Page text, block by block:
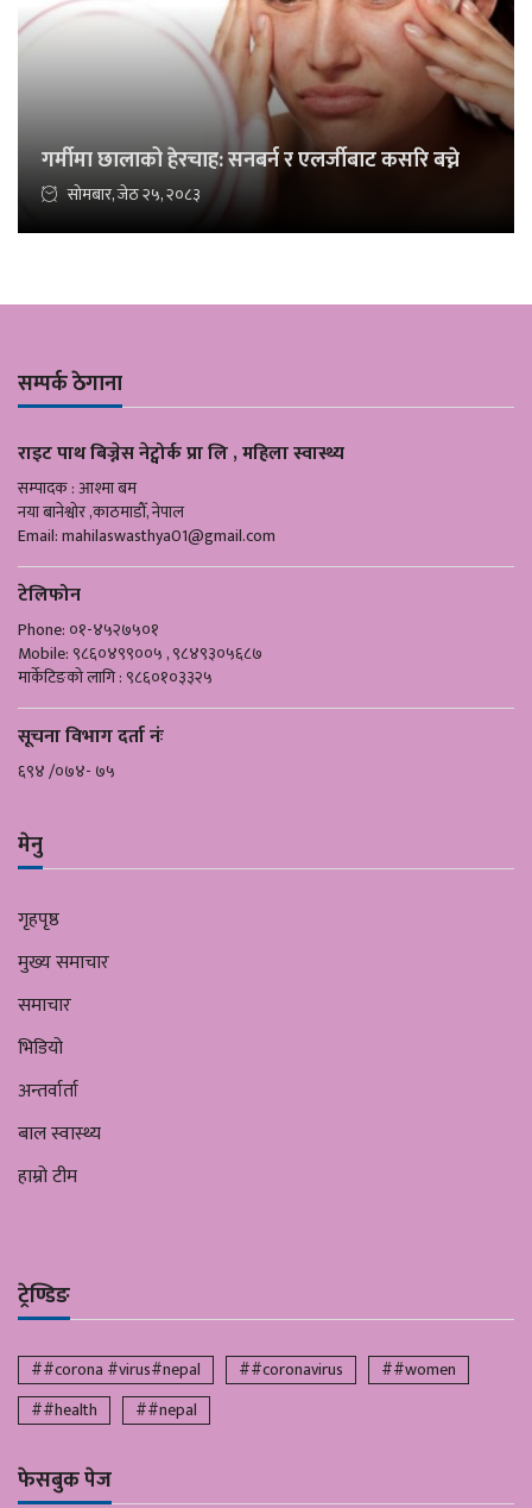
गर्मीमा छालाको हेरचाह: सनबर्न र एलर्जीबाट कसरि बच्ने
सोमबार, जेठ २५, २०८३
सम्पर्क ठेगाना
राइट पाथ बिज्नेस नेट्वोर्क प्रा लि , महिला स्वास्थ्य
सम्पादक : आश्मा बम
नया बानेश्वोर ,काठमाडौँ, नेपाल
Email:mahilaswasthya01@gmail.com
टेलिफोन
Phone: ०१-४५२७५०१
Mobile: ९८६०४९९००५ , ९८४९३०५६८७
मार्केटिङको लागि : ९८६०१०३३२५
सूचना विभाग दर्ता नंः
६९४ /०७४- ७५
मेनु
गृहपृष्ठ
मुख्य समाचार
समाचार
भिडियो
अन्तर्वार्ता
बाल स्वास्थ्य
हाम्रो टीम
ट्रेण्डिङ
##corona #virus#nepal ##coronavirus
##women
##health
##nepal
फेसबुक पेज